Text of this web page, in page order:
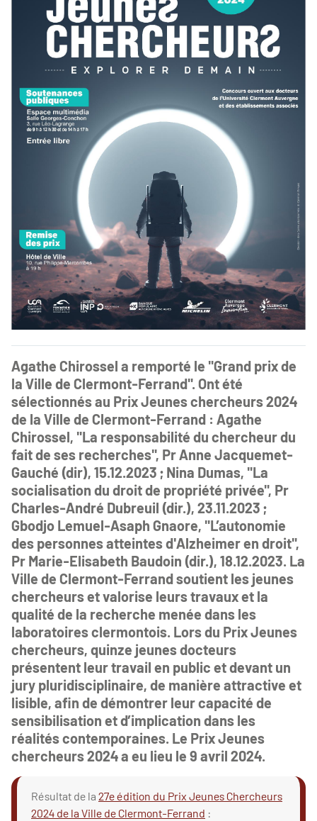
Agathe Chirossel a remporté le "Grand prix de
la Ville de Clermont-Ferrand". Ont été
sélectionnés au Prix Jeunes chercheurs 2024
de la Ville de Clermont-Ferrand : Agathe
Chirossel, "La responsabilité du chercheur du
fait de ses recherches", Pr Anne Jacquemet-
Gauché (dir), 15.12.2023 ; Nina Dumas, "La
socialisation du droit de propriété privée", Pr
Charles-André Dubreuil (dir.), 23.11.2023 ;
Gbodjo Lemuel-Asaph Gnaore, "L’autonomie
des personnes atteintes d'Alzheimer en droit",
Pr Marie-Elisabeth Baudoin (dir.), 18.12.2023. La
Ville de Clermont-Ferrand soutient les jeunes
chercheurs et valorise leurs travaux et la
qualité de la recherche menée dans les
laboratoires clermontois. Lors du Prix Jeunes
chercheurs, quinze jeunes docteurs
présentent leur travail en public et devant un
jury pluridisciplinaire, de manière attractive et
lisible, afin de démontrer leur capacité de
sensibilisation et d’implication dans les
réalités contemporaines. Le Prix Jeunes
chercheurs 2024 a eu lieu le 9 avril 2024.
Résultat de la 27e édition du Prix Jeunes Chercheurs
2024 de la Ville de Clermont-Ferrand :